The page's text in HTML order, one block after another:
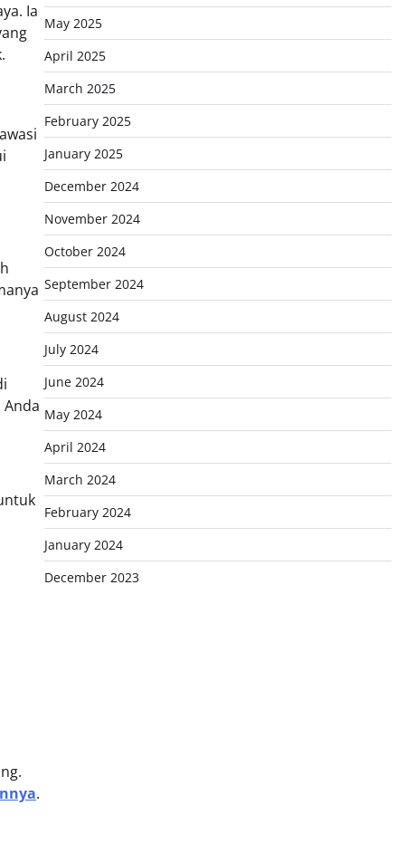
Ia
.
May 2025
April 2025
March 2025
February 2025
January 2025
December 2024
November 2024
October 2024
September 2024
August 2024
July 2024
June 2024
May 2024
April 2024
March 2024
February 2024
January 2024
December 2023